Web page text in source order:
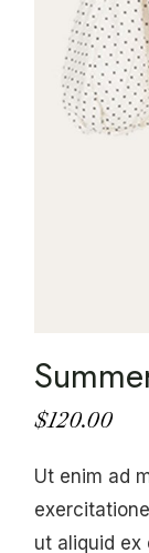
$120.00
Ut enim ad
ut aliquid ex